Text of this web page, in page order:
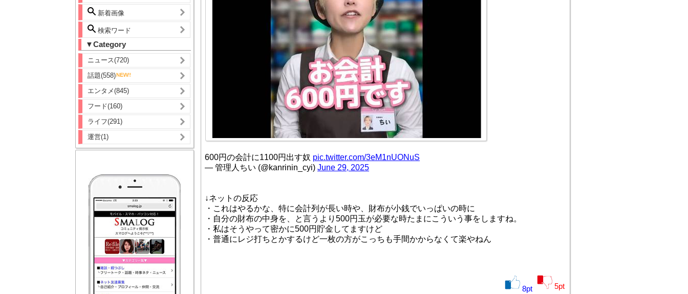
新着画像
検索ワード
▼Category
ニュース(720)
話題(558)
エンタメ(845)
フード(160)
ライフ(291)
運営(1)
600円の会計に1100円出す奴 pic.twitter.com/3eM1nUONuS
— 管理人ちい (@kanrinin_cyi) June 29, 2025
↓ネットの反応
・これはやるかな、特に会計列が長い時や、財布が小銭でいっぱいの時に
・自分の財布の中身を、と言うより500円玉が必要な時たまにこういう事をしますね。
・私はそうやって密かに500円貯金してますけど
・普通にレジ打ちとかするけど一枚の方がこっちも手間かからなくて楽やねん
8pt 5pt